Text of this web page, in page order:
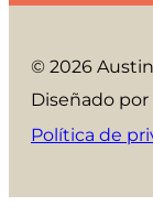
© 2026
Diseñado por
Política de